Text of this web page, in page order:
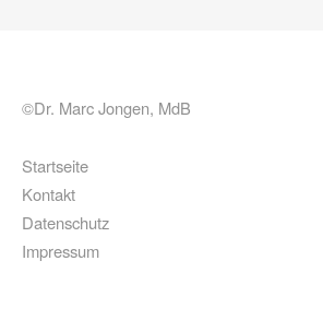
©Dr. Marc Jongen, MdB
Startseite
Kontakt
Datenschutz
Impressum